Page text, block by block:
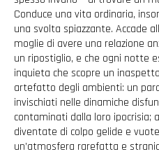
Conduce una vita ordinaria,
una svolta spiazzante. Accade
moglie di avere una relazione
un ripostiglio, e che ogni notte
inquieta che scopre un
artefatto degli ambienti: un
invischiati nelle dinamiche
contaminati dalla loro ipocrisia;
diventate di colpo gelide e
un’atmosfera rarefatta e